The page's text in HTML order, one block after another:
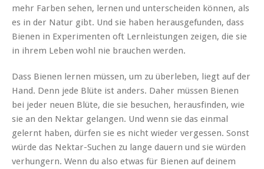
mehr Farben sehen, lernen und unterscheiden können, als
es in der Natur gibt. Und sie haben herausgefunden, dass
Bienen in Experimenten oft Lernleistungen zeigen, die sie
in ihrem Leben wohl nie brauchen werden.
Dass Bienen lernen müssen, um zu überleben, liegt auf der
Hand. Denn jede Blüte ist anders. Daher müssen Bienen
bei jeder neuen Blüte, die sie besuchen, herausfinden, wie
sie an den Nektar gelangen. Und wenn sie das einmal
gelernt haben, dürfen sie es nicht wieder vergessen. Sonst
würde das Nektar-Suchen zu lange dauern und sie würden
verhungern. Wenn du also etwas für Bienen auf deinem